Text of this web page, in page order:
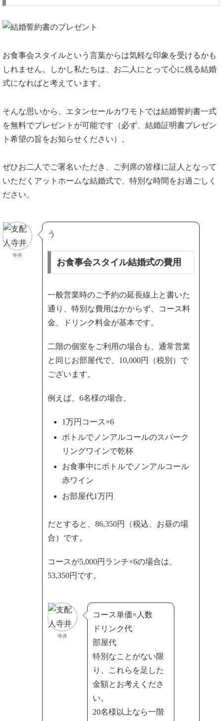
お食事会スタイルという言葉からは気軽な印象を受けるかも
しれません。しかし私たちは、お二人にとって心に残る結婚
式になればと考えています。
そんな思いから、エタンセールカワモトでは結婚誓約書一式
を無料でプレゼントが可能です（必ず、結婚証明書プレゼン
ト希望の旨をお知らせください）。
ぜひお二人でご署名いただき、ご列席の皆様に証人となって
いただくアットホームな結婚式で、特別な時間をお過ごしく
ださい。
寺井
う
お食事会スタイル結婚式の費用
一般営業時のご予約の延長線上と書いた
通り、特別な費用はかからず、コース料
金、ドリンク料金が基本です。
二階の個室をご利用の場合も、通常営業
と同じお部屋代で、10,000円（税別）で
ございます。
例えば、6名様の場合、
1万円コース×6
ボトルでノンアルコールのスパーク
リングワインで乾杯
お食事中にボトルでノンアルコール
赤ワイン
お部屋代1万円
だとすると、86,350円（税込、お昼の場
合）です。
コースが5,000円ランチ×6の場合は、
53,350円です。
寺井
コース単価×人数
ドリンク代
部屋代
特別なことがない限
り、これらを足した
金額とお考えくださ
い。
20名様以上なら一階